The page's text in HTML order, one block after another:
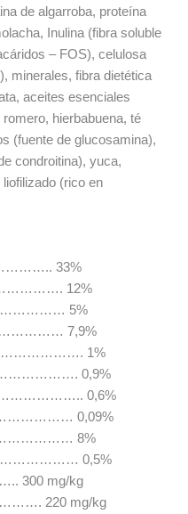
de algarroba, proteína
Inulina (fibra soluble
– FOS), celulosa
minerales, fibra dietética
aceites esenciales
hierbabuena, té
(fuente de glucosamina),
condroitina), yuca,
(rico en
33%
12%
5%
7,9%
1%
0,9%
0,6%
0,09%
8%
0,5%
300 mg/kg
220 mg/kg